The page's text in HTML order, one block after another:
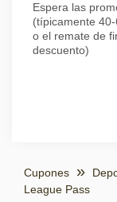
Espera las
(típicamente
o el remate de
descuento)
Cupones
League Pass